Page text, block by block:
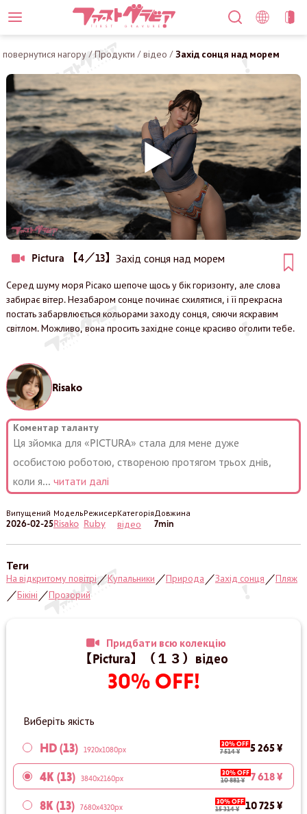
повернутися нагору/Продукти /відео /Захід сонця над морем
Pictura 【4／13】 Захід сонця над морем
Серед шуму моря Рісако шепоче щось у бік горизонту, але слова
забирає вітер. Незабаром сонце починає схилятися, і її прекрасна
постать забарвлюється кольорами заходу сонця, сяючи яскравим
світлом. Можливо, вона просить західне сонце красиво оголити тебе.
Risako
Коментар таланту
Ця зйомка для «PICTURA» стала для мене дуже
особистою роботою, створеною протягом трьох днів,
коли я... читати далі
Випущений
2026-02-25
Модель
Risako
Режисер
Ruby
Категорія
відео
Довжина
7min
Теги
На відкритому повітрі／Купальники／Природа／Захід сонця／Пляж
／Бікіні／Прозорий
Придбати всю колекцію
【Pictura】（１３）відео
30% OFF!
Виберіть якість
HD (13) 1920x1080px
30% OFF
7 514 ¥
5 265 ¥
4K (13) 3840x2160px
30% OFF
10 881 ¥
7 618 ¥
8K (13) 7680x4320px
30% OFF
15 314 ¥
10 725 ¥